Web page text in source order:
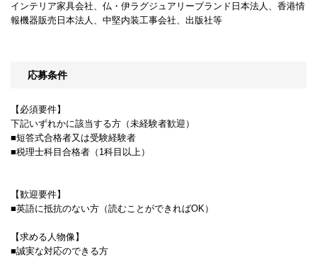
インテリア家具会社、仏・伊ラグジュアリーブランド日本法人、香港情
報機器販売日本法人、中堅内装工事会社、出版社等
応募条件
【必須要件】
下記いずれかに該当する方（未経験者歓迎）
■短答式合格者又は受験経験者
■税理士科目合格者（1科目以上）
【歓迎要件】
■英語に抵抗のない方（読むことができればOK）
【求める人物像】
■誠実な対応のできる方